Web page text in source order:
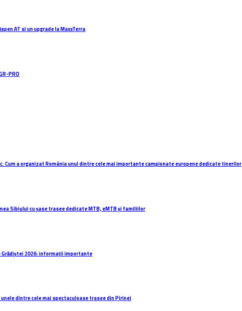
AT si un upgrade la MaxxTerra
PRO
Cum a organizat România unul dintre cele mai importante campionate europene dedicate tinerilor
Sibiului cu șase trasee dedicate MTB, eMTB și familiilor
Grădiștei 2026: informații importante
dintre cele mai spectaculoase trasee din Pirinei